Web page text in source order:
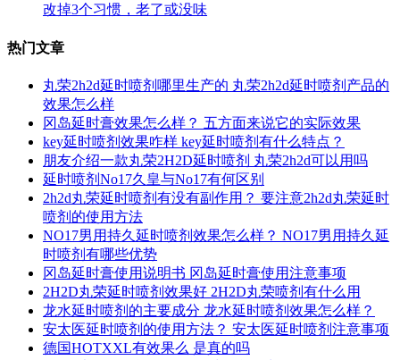
改掉3个习惯，老了或没味
热门文章
丸荣2h2d延时喷剂哪里生产的 丸荣2h2d延时喷剂产品的
效果怎么样
冈岛延时膏效果怎么样？ 五方面来说它的实际效果
key延时喷剂效果咋样 key延时喷剂有什么特点？
朋友介绍一款丸荣2H2D延时喷剂 丸荣2h2d可以用吗
延时喷剂No17久皇与No17有何区别
2h2d丸荣延时喷剂有没有副作用？ 要注意2h2d丸荣延时
喷剂的使用方法
NO17男用持久延时喷剂效果怎么样？ NO17男用持久延
时喷剂有哪些优势
冈岛延时膏使用说明书 冈岛延时膏使用注意事项
2H2D丸荣延时喷剂效果好 2H2D丸荣喷剂有什么用
龙水延时喷剂的主要成分 龙水延时喷剂效果怎么样？
安太医延时喷剂的使用方法？ 安太医延时喷剂注意事项
德国HOTXXL有效果么 是真的吗